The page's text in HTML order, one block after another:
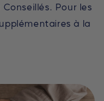
Pour les
à la